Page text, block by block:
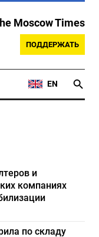
Moscow Times
ПОДДЕРЖАТЬ
EN
и
компаниях
по складу